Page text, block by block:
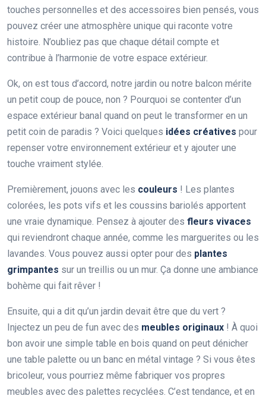
touches personnelles et des accessoires bien pensés, vous
pouvez créer une atmosphère unique qui raconte votre
histoire. N’oubliez pas que chaque détail compte et
contribue à l’harmonie de votre espace extérieur.
Ok, on est tous d’accord, notre jardin ou notre balcon mérite
un petit coup de pouce, non ? Pourquoi se contenter d’un
espace extérieur banal quand on peut le transformer en un
petit coin de paradis ? Voici quelques idées créatives pour
repenser votre environnement extérieur et y ajouter une
touche vraiment stylée.
Premièrement, jouons avec les couleurs ! Les plantes
colorées, les pots vifs et les coussins bariolés apportent
une vraie dynamique. Pensez à ajouter des fleurs vivaces
qui reviendront chaque année, comme les marguerites ou les
lavandes. Vous pouvez aussi opter pour des plantes
grimpantes sur un treillis ou un mur. Ça donne une ambiance
bohème qui fait rêver !
Ensuite, qui a dit qu’un jardin devait être que du vert ?
Injectez un peu de fun avec des meubles originaux ! À quoi
bon avoir une simple table en bois quand on peut dénicher
une table palette ou un banc en métal vintage ? Si vous êtes
bricoleur, vous pourriez même fabriquer vos propres
meubles avec des palettes recyclées. C’est tendance, et en